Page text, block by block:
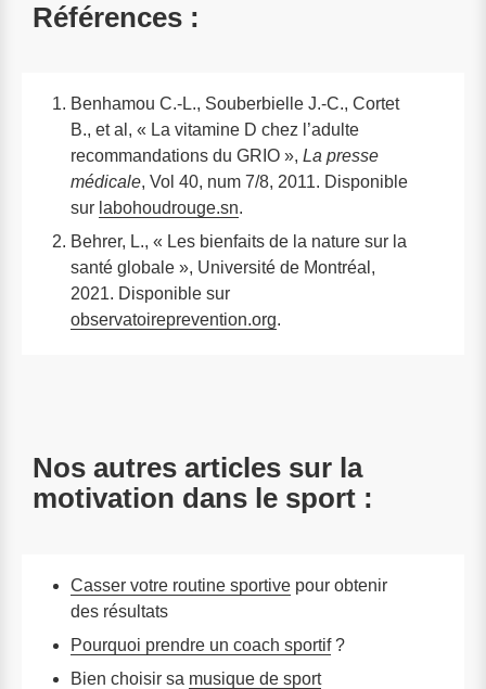
Références :
Benhamou C.-L., Souberbielle J.-C., Cortet
B., et al, « La vitamine D chez l’adulte
recommandations du GRIO », La presse
médicale, Vol 40, num 7/8, 2011. Disponible
sur labohoudrouge.sn.
Behrer, L., « Les bienfaits de la nature sur la
santé globale », Université de Montréal,
2021. Disponible sur
observatoireprevention.org.
Nos autres articles sur la
motivation dans le sport :
Casser votre routine sportive pour obtenir
des résultats
Pourquoi prendre un coach sportif?
Bien choisir sa musique de sport